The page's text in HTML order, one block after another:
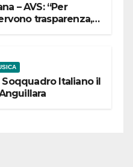
– AVS: “Per
trasparenza,
Soqquadro Italiano il